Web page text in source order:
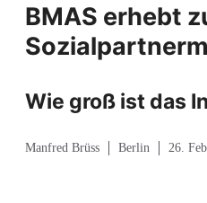
BMAS erhebt
Wie groß ist das
Manfred Brüss Berlin 26.